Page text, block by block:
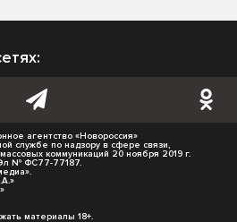
агентство «Новороссия»
службе по надзору в сфере связи,
коммуникаций 20 ноября 2019 г.
Эл № ФС77-77187.
материалы 18+.